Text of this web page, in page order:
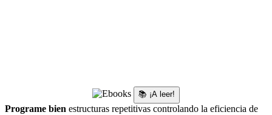
📚 ¡A leer!
Programe bien estructuras repetitivas controlando la eficiencia de